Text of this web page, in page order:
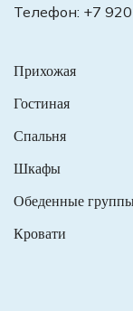
Телефон: +7
Прихожая
Гостиная
Спальня
Шкафы
Обеденные
Кровати